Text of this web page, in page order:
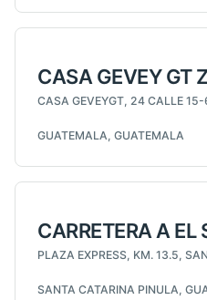
CASA GEVEY GT
CASA GEVEYGT, 24 CALLE
GUATEMALA, GUATEMALA
CARRETERA A EL
PLAZA EXPRESS, KM. 13.5,
SANTA CATARINA PINULA,